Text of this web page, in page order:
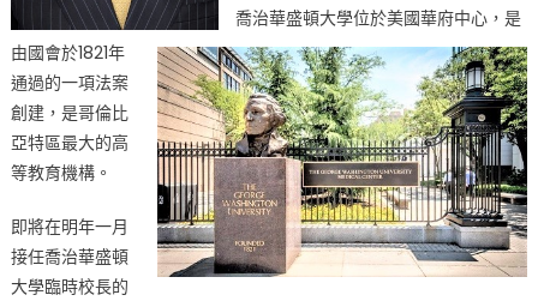
治
盛
頓
大
學
臨
時
校
長〉
喬治華盛頓大學位於美國華府中心，是
由國會於1821年
通過的一項法案
創建，是哥倫比
亞特區最大的高
等教育機構。
即將在明年一月
接任喬治華盛頓
大學臨時校長的